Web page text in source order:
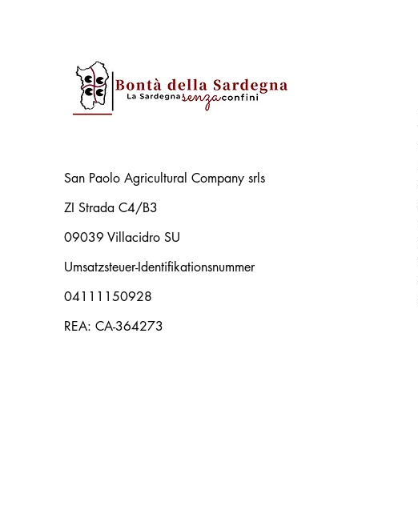
San Paolo Agricultural Company srls
ZI Strada C4/B3
09039 Villacidro SU
Umsatzsteuer-Identifikationsnummer
04111150928
REA: CA-364273